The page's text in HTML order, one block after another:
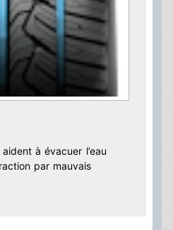
à évacuer l’eau
par mauvais